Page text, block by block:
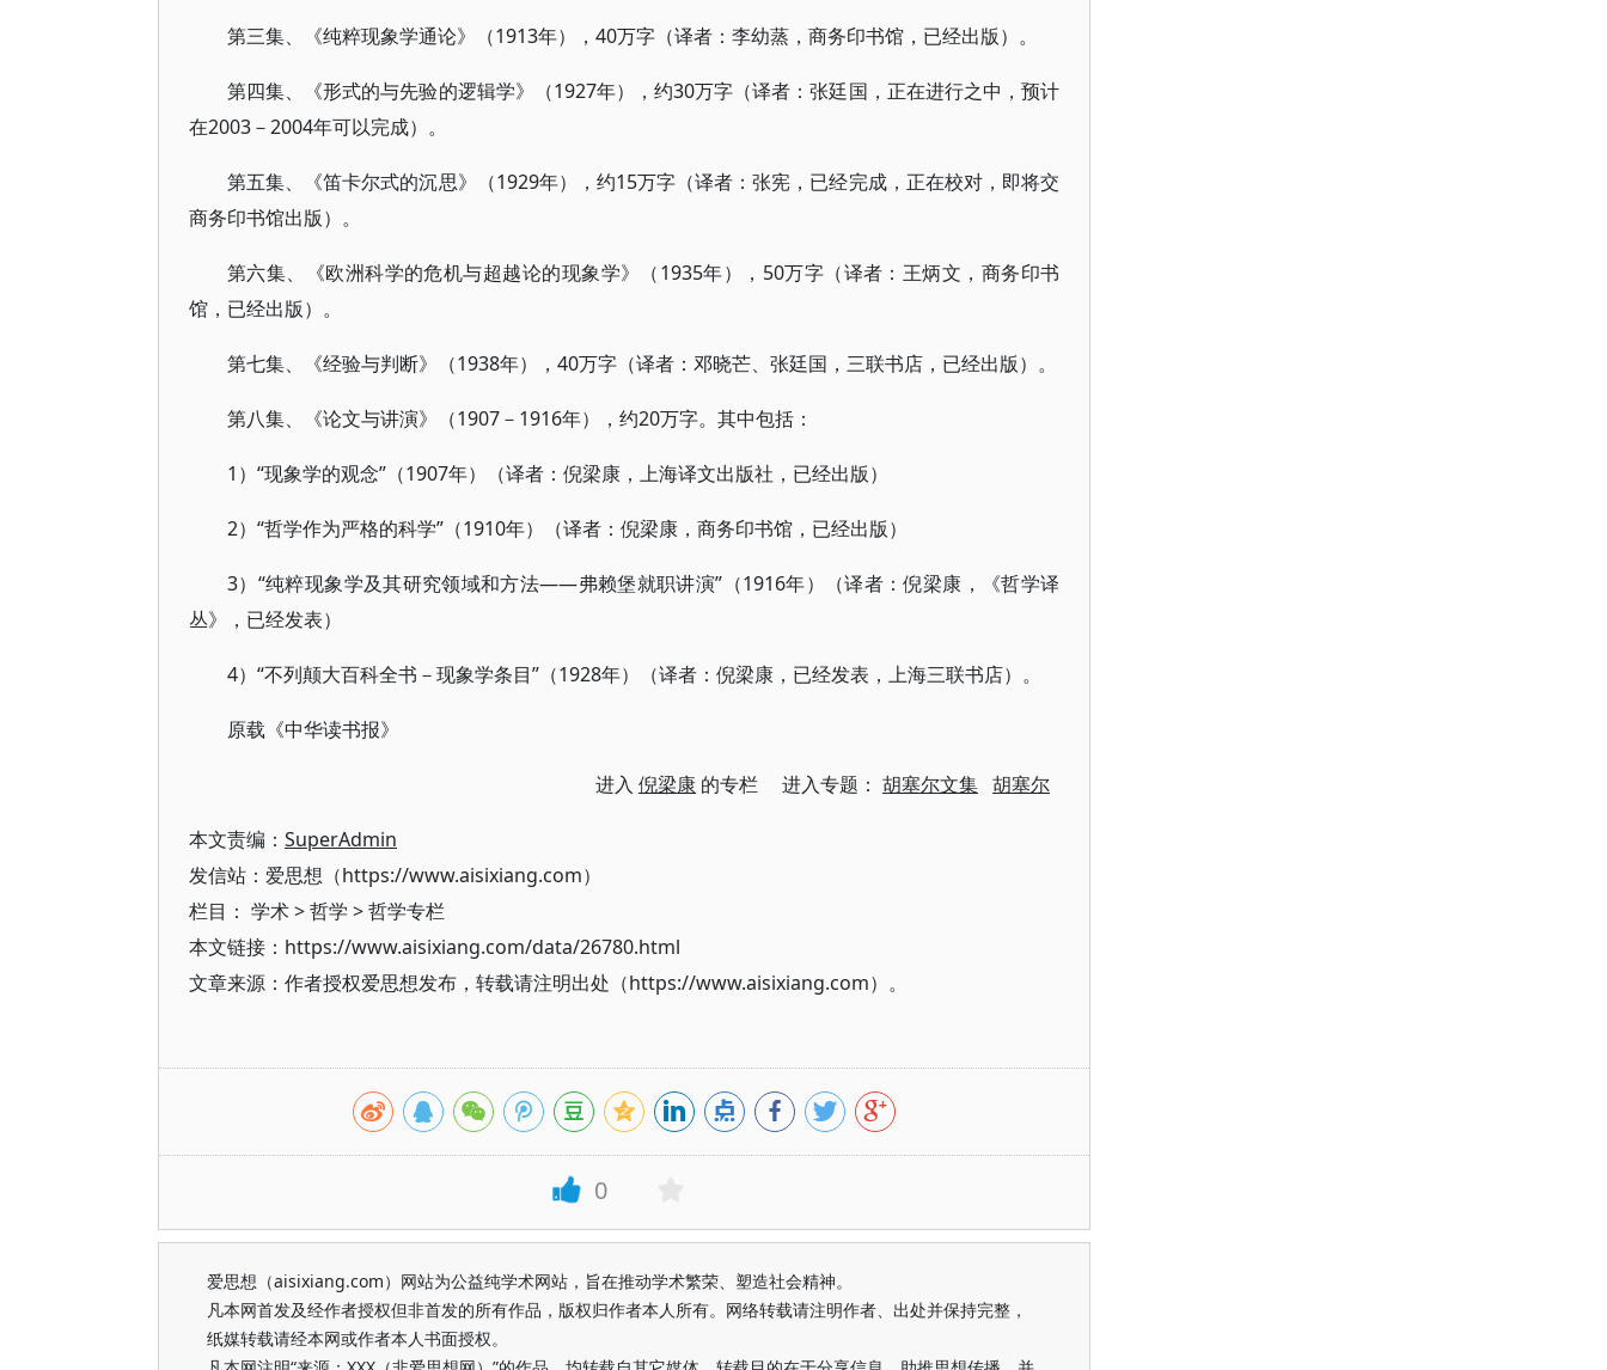
第三集、《纯粹现象学通论》（1913年），40万字（译者：李幼蒸，商务印书馆，已经出版）。
第四集、《形式的与先验的逻辑学》（1927年），约30万字（译者：张廷国，正在进行之中，预计
在2003－2004年可以完成）。
第五集、《笛卡尔式的沉思》（1929年），约15万字（译者：张宪，已经完成，正在校对，即将交
商务印书馆出版）。
第六集、《欧洲科学的危机与超越论的现象学》（1935年），50万字（译者：王炳文，商务印书
馆，已经出版）。
第七集、《经验与判断》（1938年），40万字（译者：邓晓芒、张廷国，三联书店，已经出版）。
第八集、《论文与讲演》（1907－1916年），约20万字。其中包括：
1）“现象学的观念”（1907年）（译者：倪梁康，上海译文出版社，已经出版）
2）“哲学作为严格的科学”（1910年）（译者：倪梁康，商务印书馆，已经出版）
3）“纯粹现象学及其研究领域和方法——弗赖堡就职讲演”（1916年）（译者：倪梁康，《哲学译
丛》，已经发表）
4）“不列颠大百科全书－现象学条目”（1928年）（译者：倪梁康，已经发表，上海三联书店）。
原载《中华读书报》
进入 倪梁康 的专栏 进入专题： 胡塞尔文集 胡塞尔
本文责编： SuperAdmin
发信站：爱思想（https://www.aisixiang.com）
栏目： 学术>哲学 >哲学专栏
本文链接：https://www.aisixiang.com/data/26780.html
文章来源：作者授权爱思想发布，转载请注明出处（https://www.aisixiang.com）。
0
爱思想（aisixiang.com）网站为公益纯学术网站，旨在推动学术繁荣、塑造社会精神。
凡本网首发及经作者授权但非首发的所有作品，版权归作者本人所有。网络转载请注明作者、出处并保持完整，
纸媒转载请经本网或作者本人书面授权。